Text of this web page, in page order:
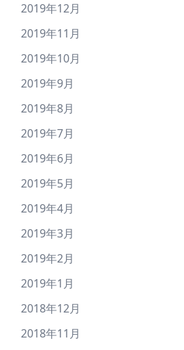
2019年12月
2019年11月
2019年10月
2019年9月
2019年8月
2019年7月
2019年6月
2019年5月
2019年4月
2019年3月
2019年2月
2019年1月
2018年12月
2018年11月